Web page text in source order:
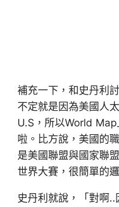
補充一下，和史丹利
不定就是因為美國人
U.S，所以World
啦。比方說，美國的
是美國聯盟與國家聯
世界大賽，很簡單的
史丹利就說，「對啊